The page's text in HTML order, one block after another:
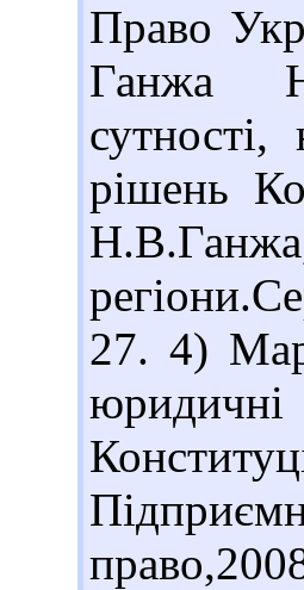
Право
Ганжа
рішень
27. 4)